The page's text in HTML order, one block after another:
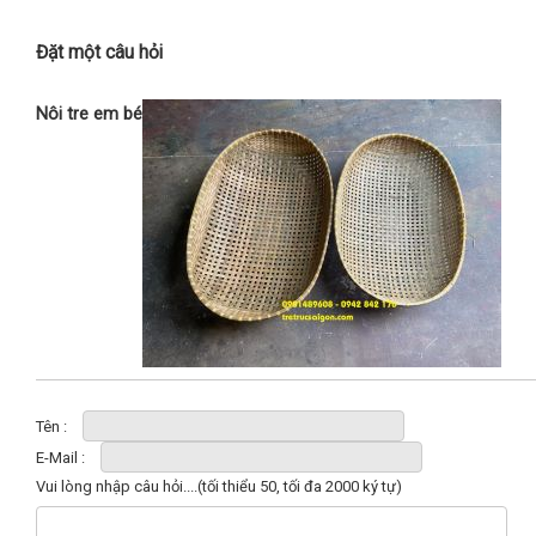
Đặt một câu hỏi
Nôi tre em bé
Tên :
E-Mail :
Vui lòng nhập câu hỏi....(tối thiểu 50, tối đa 2000 ký tự)